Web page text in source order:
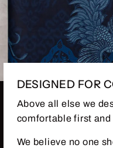
DESIGNED FOR
Above all else we
comfortable first
We believe no one